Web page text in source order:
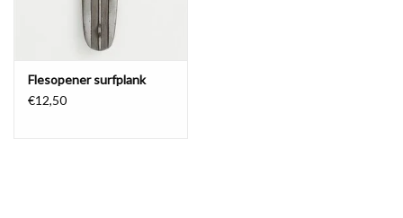
Flesopener surfplank
€12,50